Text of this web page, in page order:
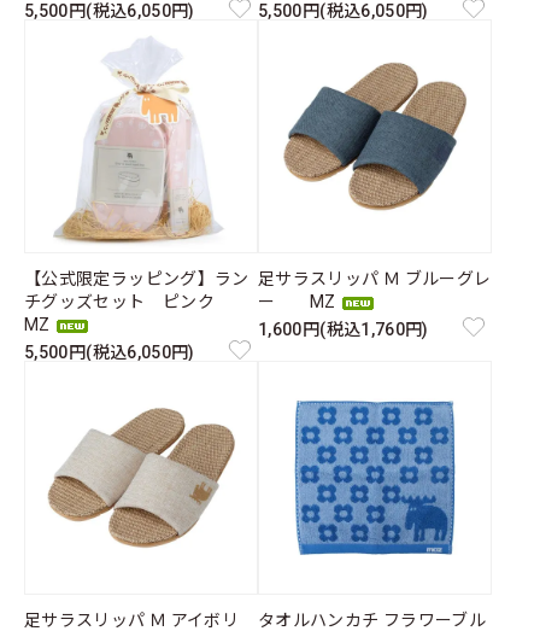
5,500円(税込6,050円)
5,500円(税込6,050円)
【公式限定ラッピング】ラン
チグッズセット ピンク
MZ
5,500円(税込6,050円)
足サラスリッパ Ｍ ブルーグレ
ー MZ
1,600円(税込1,760円)
足サラスリッパ Ｍ アイボリ
タオルハンカチ フラワーブル